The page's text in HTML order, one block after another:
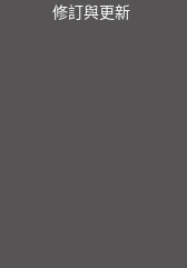
修訂與更新